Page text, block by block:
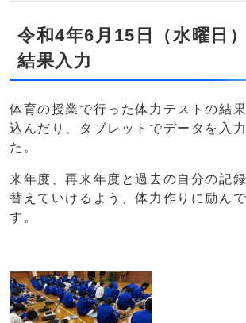
令和4年6月15日（水曜日
結果入力
体育の授業で行った体力テストの結
込んだり、タブレットでデータを入
た。
来年度、再来年度と過去の自分の記
替えていけるよう、体力作りに励ん
す。